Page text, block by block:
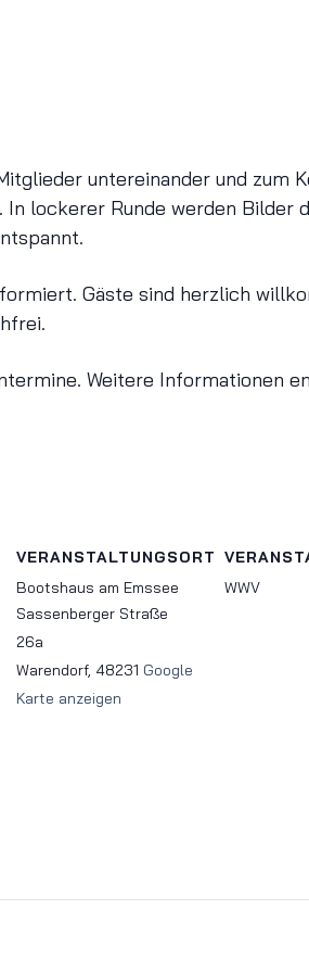
untereinander und zum
lockerer Runde werden Bilder
Gäste sind herzlich
Weitere Informationen
VERANSTALTUNGSORT
Bootshaus am Emssee
Sassenberger Straße
26a
Warendorf, 48231 Google
Karte anzeigen
WWV